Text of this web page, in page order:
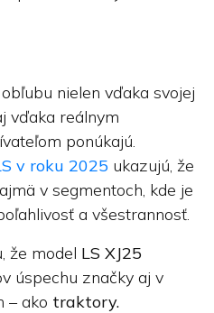
nielen vďaka svojej
vďaka reálnym
ponúkajú.
v roku 2025 ukazujú, že
v segmentoch, kde je
a všestrannosť.
že model LS XJ25
úspechu značky aj v
– ako traktory.